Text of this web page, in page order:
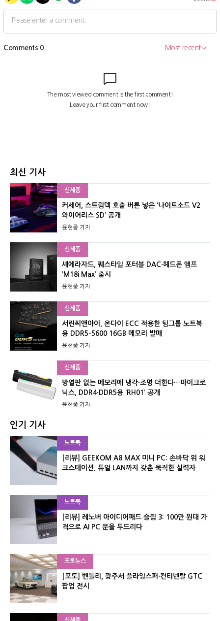
최신 기사
신제품
커세어, 스트림덱 호출 버튼 넣은 ‘나이트소드 V2
와이어리스 SD’ 공개
윤현종 기자
신제품
셰에라자드, 퀘스타일 포터블 DAC·헤드폰 앰프
‘M18i Max’ 출시
윤현종 기자
신제품
서린씨앤아이, 온다이 ECC 적용한 팀그룹 노트북
용 DDR5-5600 16GB 메모리 발매
윤현종 기자
신제품
방열판 없는 메모리에 냉각·조명 더한다…마이크로
닉스, DDR4·DDR5용 ‘RH01’ 공개
윤현종 기자
인기 기사
노트북
[리뷰] GEEKOM A8 MAX 미니 PC: 손바닥 위 워
크스테이션, 듀얼 LAN까지 갖춘 묵직한 실력자
노트북
[리뷰] 레노버 아이디어패드 슬림 3: 100만 원대 가
격으로 AI PC 문을 두드리다
포토뉴스
[포토] 벤틀리, 광주서 플라잉스퍼·컨티넨탈 GTC
팝업 전시